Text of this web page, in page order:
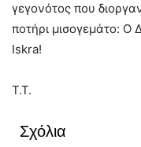
γεγονότος που
ποτήρι μισογεμάτο: Ο
Iskra!
Τ.Τ.
Σχόλια